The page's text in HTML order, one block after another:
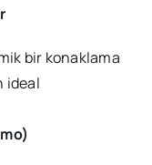
bir konaklama
ideal